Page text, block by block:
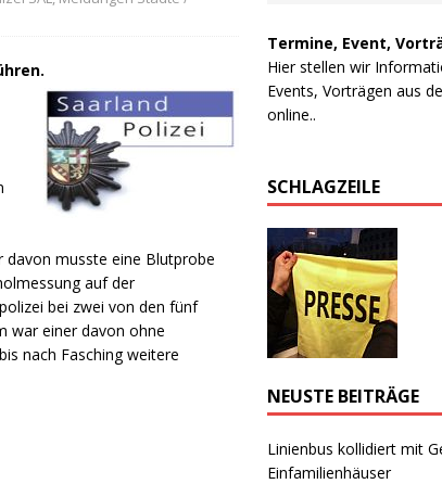
davon musste eine Blutprobe
auf der
bei zwei von den fünf
war einer davon ohne
nach Fasching weitere
Termine, Event,
Hier stellen wir
Events, Vorträgen aus
online..
SCHLAGZEILE
NEUSTE BEITRÄGE
Linienbus kollidiert mit
Einfamilienhäuser